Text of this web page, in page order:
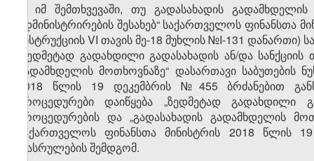
3. იმ შემთხვევაში, თუ გადასახადის
ადმინისტრირების შესახებ“ საქართველოს ფინანსთა
ინსტრუქციის VI თავის მე-18 მუხლის №I-131
„ზედმეტად გადახდილი გადასახადის ან/და
გადამხდელის მოთხოვნაზე“ დასართავი საბუთების
2018 წლის 19 დეკემბრის №455 ბრძანებით
პროცედურები დაიწყება „ზედმეტად გადახდილი
პროცედურების და „გადასახადის გადამხდელის
საქართველოს ფინანსთა მინისტრის 2018 წლის
დასრულების შემდგომ.